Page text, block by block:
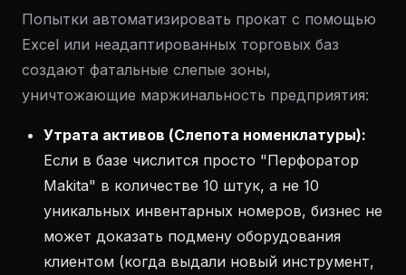
Попытки автоматизировать прокат с помощью
Excel или неадаптированных торговых баз
создают фатальные слепые зоны,
уничтожающие маржинальность предприятия:
Утрата активов (Слепота номенклатуры):
Если в базе числится просто "Перфоратор
Makita" в количестве 10 штук, а не 10
уникальных инвентарных номеров, бизнес не
может доказать подмену оборудования
клиентом (когда выдали новый инструмент,